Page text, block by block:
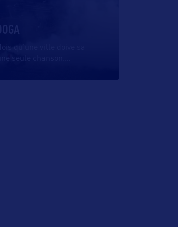
qu’une ville doive sa
seule chanson.